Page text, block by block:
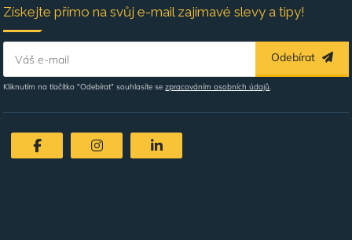
Získejte přímo na svůj e-mail zajímavé slevy a tipy!
Váš e-mail Odebírat
Kliknutím na tlačítko "Odebírat" souhlasíte sezpracováním osobních údajů.